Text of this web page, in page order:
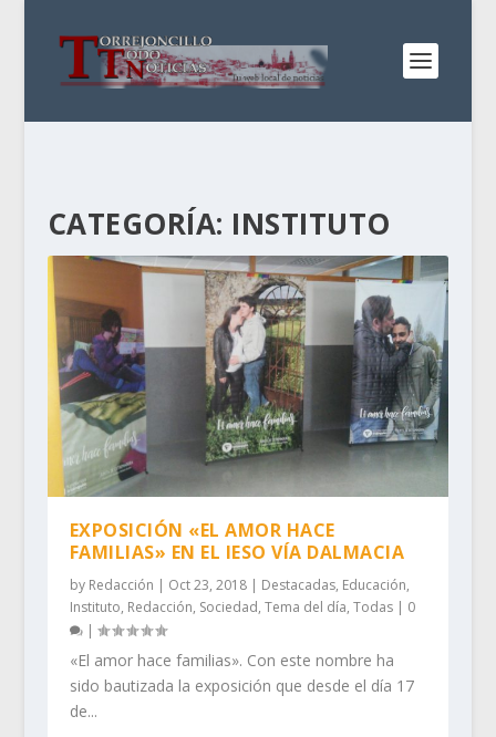
CATEGORÍA: INSTITUTO
EXPOSICIÓN «EL AMOR HACE
FAMILIAS» EN EL IESO VÍA DALMACIA
by Redacción | Oct 23, 2018| Destacadas, Educación,
Instituto, Redacción, Sociedad, Tema del día, Todas| 0
|
«El amor hace familias». Con este nombre ha
sido bautizada la exposición que desde el día 17
de...